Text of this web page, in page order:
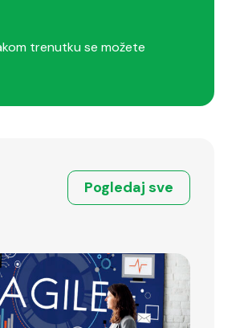
trenutku se možete
Pogledaj sve